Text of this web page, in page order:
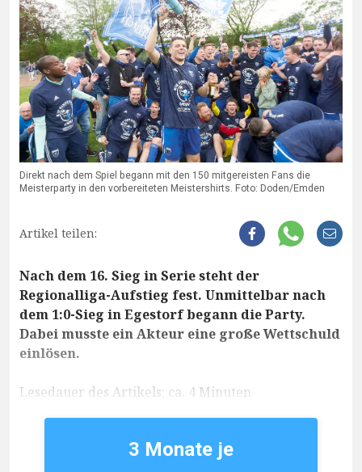
Direkt nach dem Spiel begann mit den 150 mitgereisten Fans die
Meisterparty in den vorbereiteten Meistershirts. Foto: Doden/Emden
Artikel teilen:
Nach dem 16. Sieg in Serie steht der
Regionalliga-Aufstieg fest. Unmittelbar nach
dem 1:0-Sieg in Egestorf begann die Party.
Dabei musste ein Akteur eine große Wettschuld
einlösen.
Lesedauer des Artikels: ca. 4 Minuten
3 Monate je